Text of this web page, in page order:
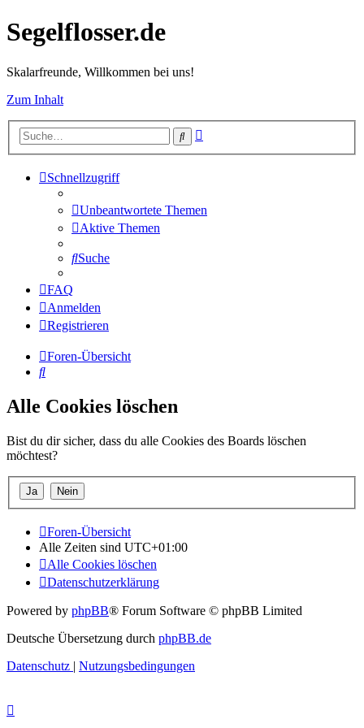
Segelflosser.de
Skalarfreunde, Willkommen bei uns!
Zum Inhalt
Suche
Schnellzugriff
Unbeantwortete Themen
Aktive Themen
Suche
FAQ
Anmelden
Registrieren
Foren-Übersicht
Suche
Alle Cookies löschen
Bist du dir sicher, dass du alle Cookies des Boards löschen
möchtest?
Foren-Übersicht
Alle Zeiten sind UTC+01:00
Alle Cookies löschen
Datenschutzerklärung
Powered by phpBB® Forum Software © phpBB Limited
Deutsche Übersetzung durch phpBB.de
Datenschutz | Nutzungsbedingungen